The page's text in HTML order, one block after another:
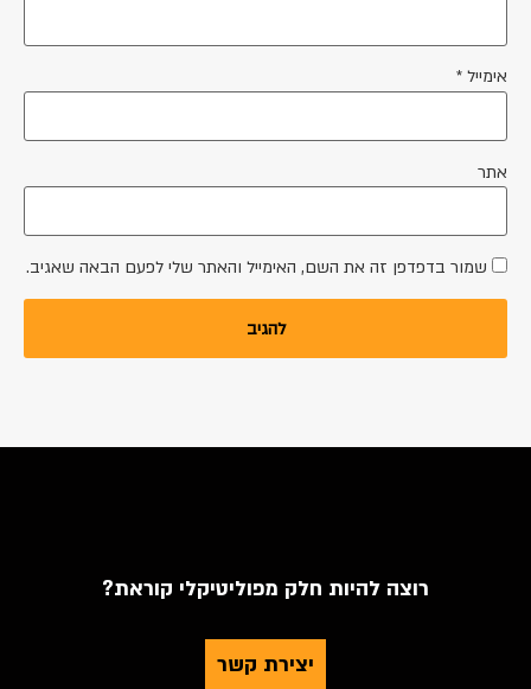
אימייל *
אתר
שמור בדפדפן זה את השם, האימייל והאתר שלי לפעם הבאה שאגיב.
רוצה להיות חלק מפוליטיקלי קוראת?
יצירת קשר